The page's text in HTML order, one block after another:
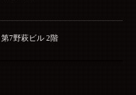
7野萩ビル 2階